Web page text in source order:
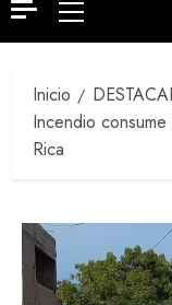
Menú
principal
Inicio
Incendio
Rica